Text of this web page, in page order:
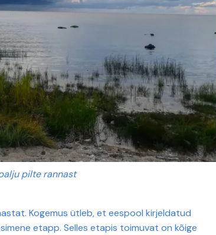
pilte rannast
Kogemus ütleb, et eespool kirjeldatud
etapp. Selles etapis toimuvat on kõige